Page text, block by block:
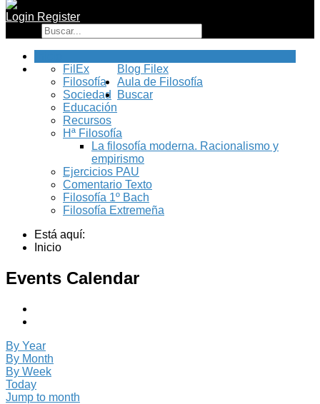
Login Register
Blog Filex
FilEx
Filosofía
Sociedad
Educación
Recursos
Aula de Filosofía
Hª Filosofía
La filosofía moderna. Racionalismo y
empirismo
Ejercicios PAU
Comentario Texto
Filosofía 1º Bach
Filosofía Extremeña
Buscar
Está aquí:
Inicio
Events Calendar
By Year
By Month
By Week
Today
Jump to month